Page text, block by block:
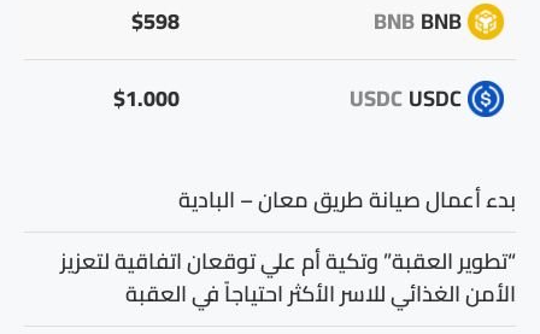
BNB
BNB
$598
USDC
USDC
$1.000
بدء أعمال صيانة طريق معان – البادية
“تطوير العقبة” وتكية أم علي توقعان اتفاقية لتعزيز
الأمن الغذائي للاسر الأكثر احتياجاً في العقبة